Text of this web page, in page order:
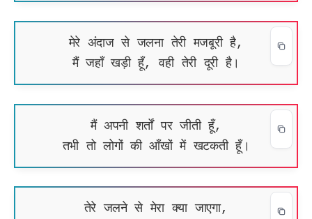
मेरे अंदाज से जलना तेरी मजबूरी है,
मैं जहाँ खड़ी हूँ, वही तेरी दूरी है।
मैं अपनी शर्तों पर जीती हूँ,
तभी तो लोगों की आँखों में खटकती हूँ।
तेरे जलने से मेरा क्या जाएगा,